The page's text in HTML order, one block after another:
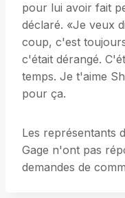
pour lui avoir fait
déclaré. «Je veux
coup, c'est
c'était dérangé.
temps. Je t'aime
pour ça.
Les représentants
Gage n'ont pas
demandes de